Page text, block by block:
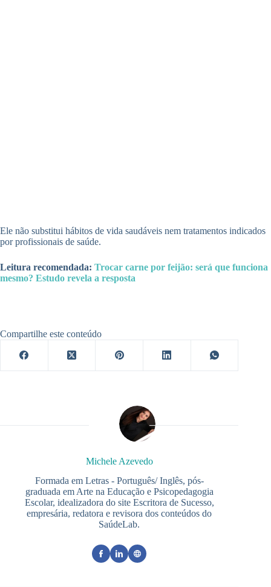
Ele não substitui hábitos de vida saudáveis nem tratamentos indicados
por profissionais de saúde.
Leitura recomendada: Trocar carne por feijão: será que funciona
mesmo? Estudo revela a resposta
Compartilhe este conteúdo
Michele Azevedo
Formada em Letras - Português/ Inglês, pós-
graduada em Arte na Educação e Psicopedagogia
Escolar, idealizadora do site Escritora de Sucesso,
empresária, redatora e revisora dos conteúdos do
SaúdeLab.